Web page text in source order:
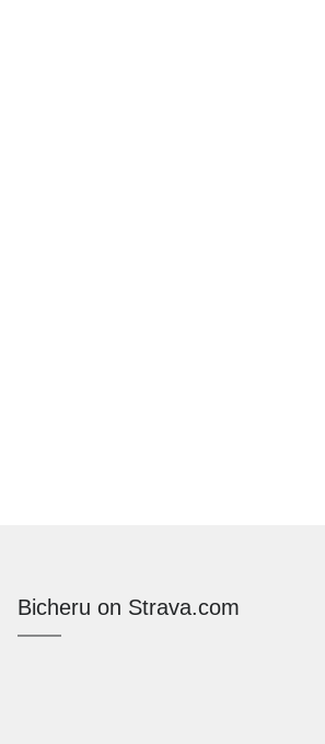
Bicheru on Strava.com